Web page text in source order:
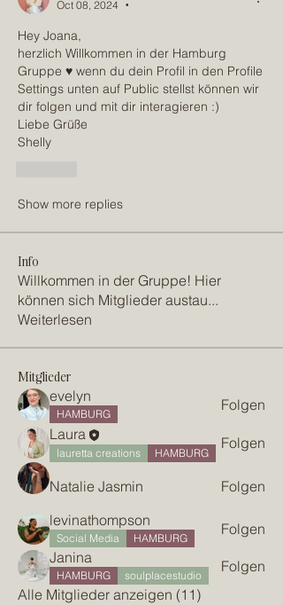
Oct 08, 2024
•
Hey Joana,
herzlich Willkommen in der Hamburg
Gruppe ♥️ wenn du dein Profil in den Profile
Settings unten auf Public stellst können wir
dir folgen und mit dir interagieren :)
Liebe Grüße
Shelly
Show more replies
Info
Willkommen in der Gruppe! Hier
können sich Mitglieder austau...
Weiterlesen
Mitglieder
evelyn
HAMBURG
Folgen
Laura
lauretta creations HAMBURG
Folgen
Natalie Jasmin
Folgen
levinathompson
Social Media HAMBURG
Folgen
Janina
HAMBURG soulplacestudio
Folgen
Alle Mitglieder anzeigen (11)